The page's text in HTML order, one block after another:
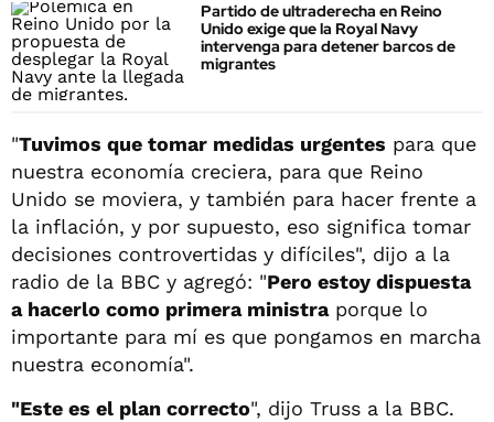
Partido de ultraderecha en Reino
Unido exige que la Royal Navy
intervenga para detener barcos de
migrantes
"Tuvimos que tomar medidas urgentes para que
nuestra economía creciera, para que Reino
Unido se moviera, y también para hacer frente a
la inflación, y por supuesto, eso significa tomar
decisiones controvertidas y difíciles", dijo a la
radio de la BBC y agregó: "Pero estoy dispuesta
a hacerlo como primera ministraporque lo
importante para mí es que pongamos en marcha
nuestra economía".
"Este es el plan correcto", dijo Truss a la BBC.